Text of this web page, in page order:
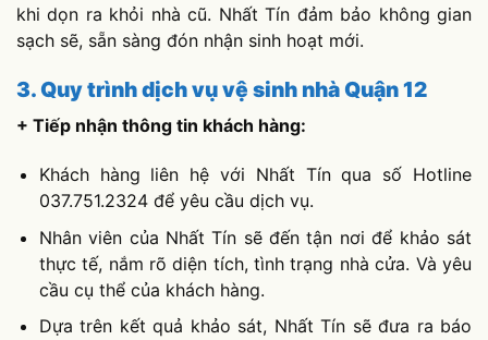
khi dọn ra khỏi nhà cũ. Nhất Tín đảm bảo không gian
sạch sẽ, sẵn sàng đón nhận sinh hoạt mới.
3. Quy trình dịch vụ vệ sinh nhà Quận 12
+ Tiếp nhận thông tin khách hàng:
Khách hàng liên hệ với Nhất Tín qua số Hotline
037.751.2324 để yêu cầu dịch vụ.
Nhân viên của Nhất Tín sẽ đến tận nơi để khảo sát
thực tế, nắm rõ diện tích, tình trạng nhà cửa. Và yêu
cầu cụ thể của khách hàng.
Dựa trên kết quả khảo sát, Nhất Tín sẽ đưa ra báo